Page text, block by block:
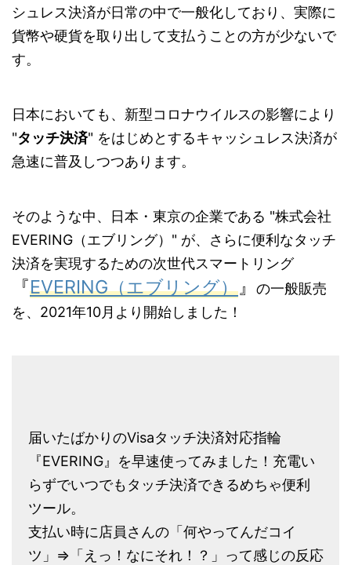
シュレス決済が日常の中で一般化しており、実際に
貨幣や硬貨を取り出して支払うことの方が少ないで
す。
日本においても、新型コロナウイルスの影響により
"タッチ決済" をはじめとするキャッシュレス決済が
急速に普及しつつあります。
そのような中、日本・東京の企業である "株式会社
EVERING（エブリング）" が、さらに便利なタッチ
決済を実現するための次世代スマートリング
『EVERING（エブリング）』
の一般販売
を、2021年10月より開始しました！
届いたばかりのVisaタッチ決済対応指輪
『EVERING』を早速使ってみました！充電い
らずでいつでもタッチ決済できるめちゃ便利
ツール。
支払い時に店員さんの「何やってんだコイ
ツ」⇒「えっ！なにそれ！？」って感じの反応